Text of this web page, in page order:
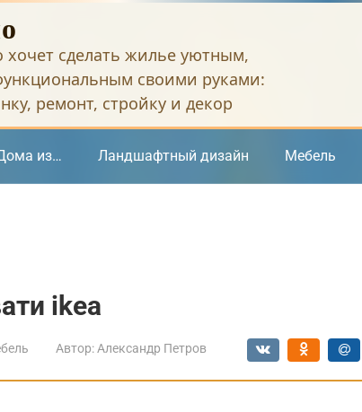
хочет сделать жилье уютным,
своими руками:
ремонт, стройку и декор
из… Ландшафтный дизайн Мебель
ikea
Автор: Александр Петров